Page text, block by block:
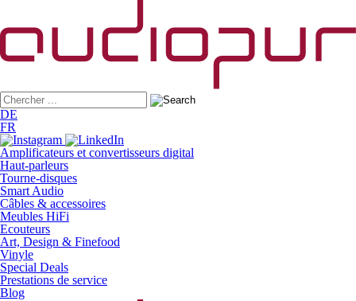
DE
FR
Amplificateurs et convertisseurs digital
Haut-parleurs
Tourne-disques
Smart Audio
Câbles & accessoires
Meubles HiFi
Ecouteurs
Art, Design & Finefood
Vinyle
Special Deals
Prestations de service
Blog